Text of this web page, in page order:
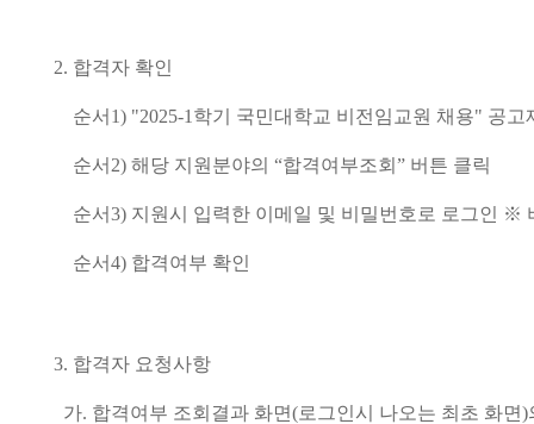
2. 합격자 확인
순서1) "2025-1학기 국민대학교 비전임교원 채용" 공고
순서2) 해당 지원분야의 “합격여부조회” 버튼 클릭
순서3) 지원시 입력한 이메일 및 비밀번호로 로그인 ※
순서4) 합격여부 확인
3. 합격자 요청사항
가. 합격여부 조회결과 화면(로그인시 나오는 최초 화면